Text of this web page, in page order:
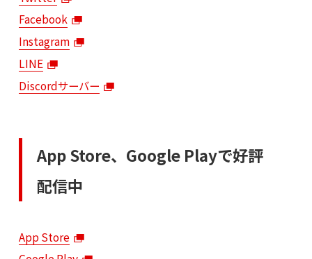
Facebook
Instagram
LINE
Discordサーバー
App Store、Google Playで好評
配信中
App Store